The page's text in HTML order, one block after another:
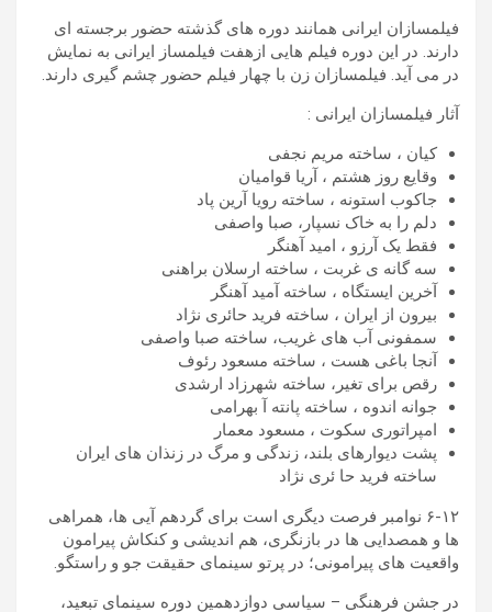
فیلمسازان ایرانی همانند دوره های گذشته حضور برجسته ای
دارند. در این دوره فیلم هایی ازهفت فیلمساز ایرانی به نمایش
در می آید. فیلمسازان زن با چهار فیلم حضور چشم گیری دارند.
آثار فیلمسازان ایرانی :
کیان ، ساخته مریم نجفی
وقایع روز هشتم ، آریا قوامیان
جاکوب استونه ، ساخته رویا آرین پاد
دلم را به خاک نسپار، صبا واصفی
فقط یک آرزو ، امید آهنگر
سه گانه ی غربت ، ساخته ارسلان براهنی
آخرین ایستگاه ، ساخته آمید آهنگر
بیرون از ایران ، ساخته فرید حائری نژاد
سمفونی آب های غریب، ساخته صبا واصفی
آنجا باغی هست ، ساخته مسعود رئوف
رقص برای تغیر، ساخته شهرزاد ارشدی
جوانه اندوه ، ساخته پانته آ بهرامی
امپراتوری سکوت ، مسعود معمار
پشت دیوارهای بلند، زندگی و مرگ در زنذان های ایران
ساخته فرید حا ئری نژاد
۶-۱۲ نوامبر فرصت دیگری است برای گردهم آیی ها، همراهی
ها و همصدایی ها در بازنگری، هم اندیشی و کنکاش پیرامون
واقعیت های پیرامونی؛ در پرتو سینمای حقیقت جو و راستگو.
در جشن فرهنگی – سیاسی دوازدهمین دوره سینمای تبعید،